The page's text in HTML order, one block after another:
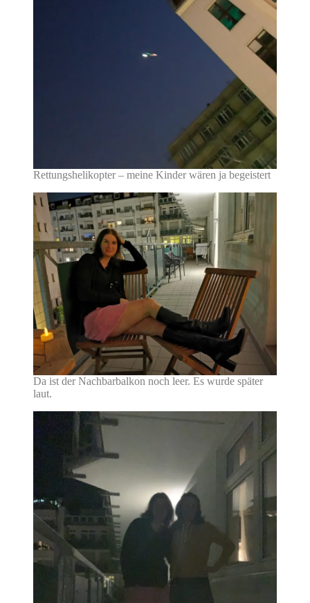
Rettungshelikopter – meine Kinder wären ja begeistert
Da ist der Nachbarbalkon noch leer. Es wurde später
laut.